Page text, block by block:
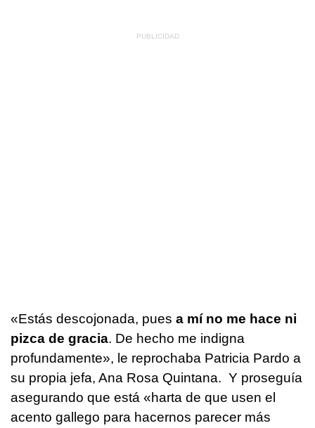
«Estás descojonada, pues a mí no me hace ni
pizca de gracia. De hecho me indigna
profundamente», le reprochaba Patricia Pardo a
su propia jefa, Ana Rosa Quintana. Y proseguía
asegurando que está «harta de que usen el
acento gallego para hacernos parecer más